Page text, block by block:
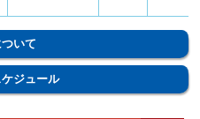
いて
ジュール